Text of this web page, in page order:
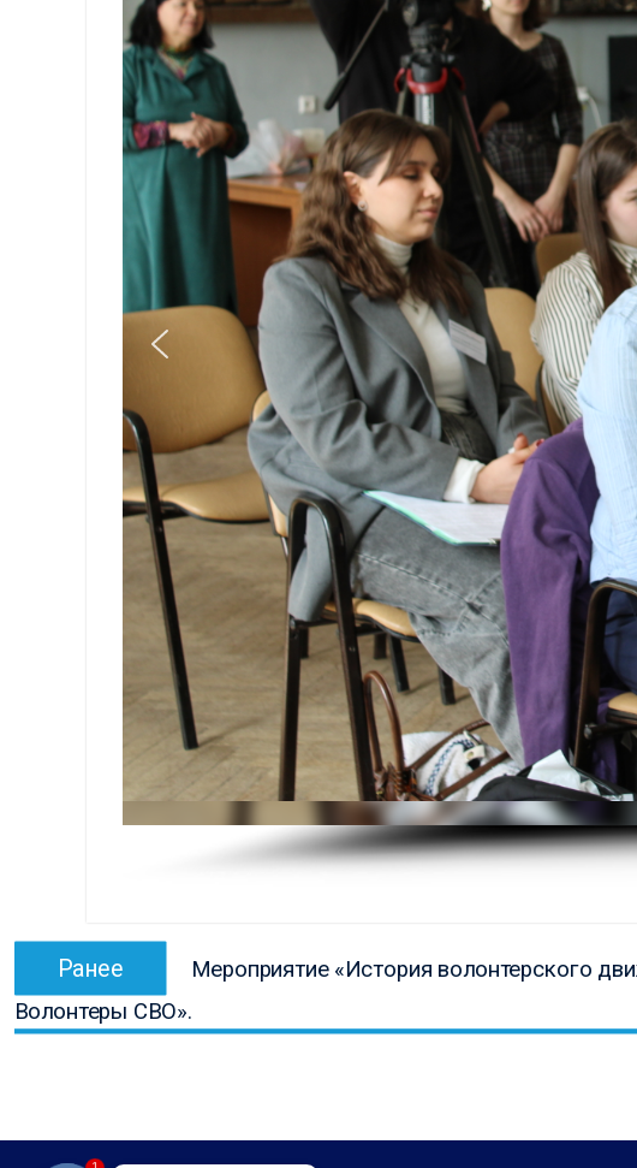
Навигация
записям
Ранее
запись:
Мероприятие «История волонтерского
Волонтеры СВО».